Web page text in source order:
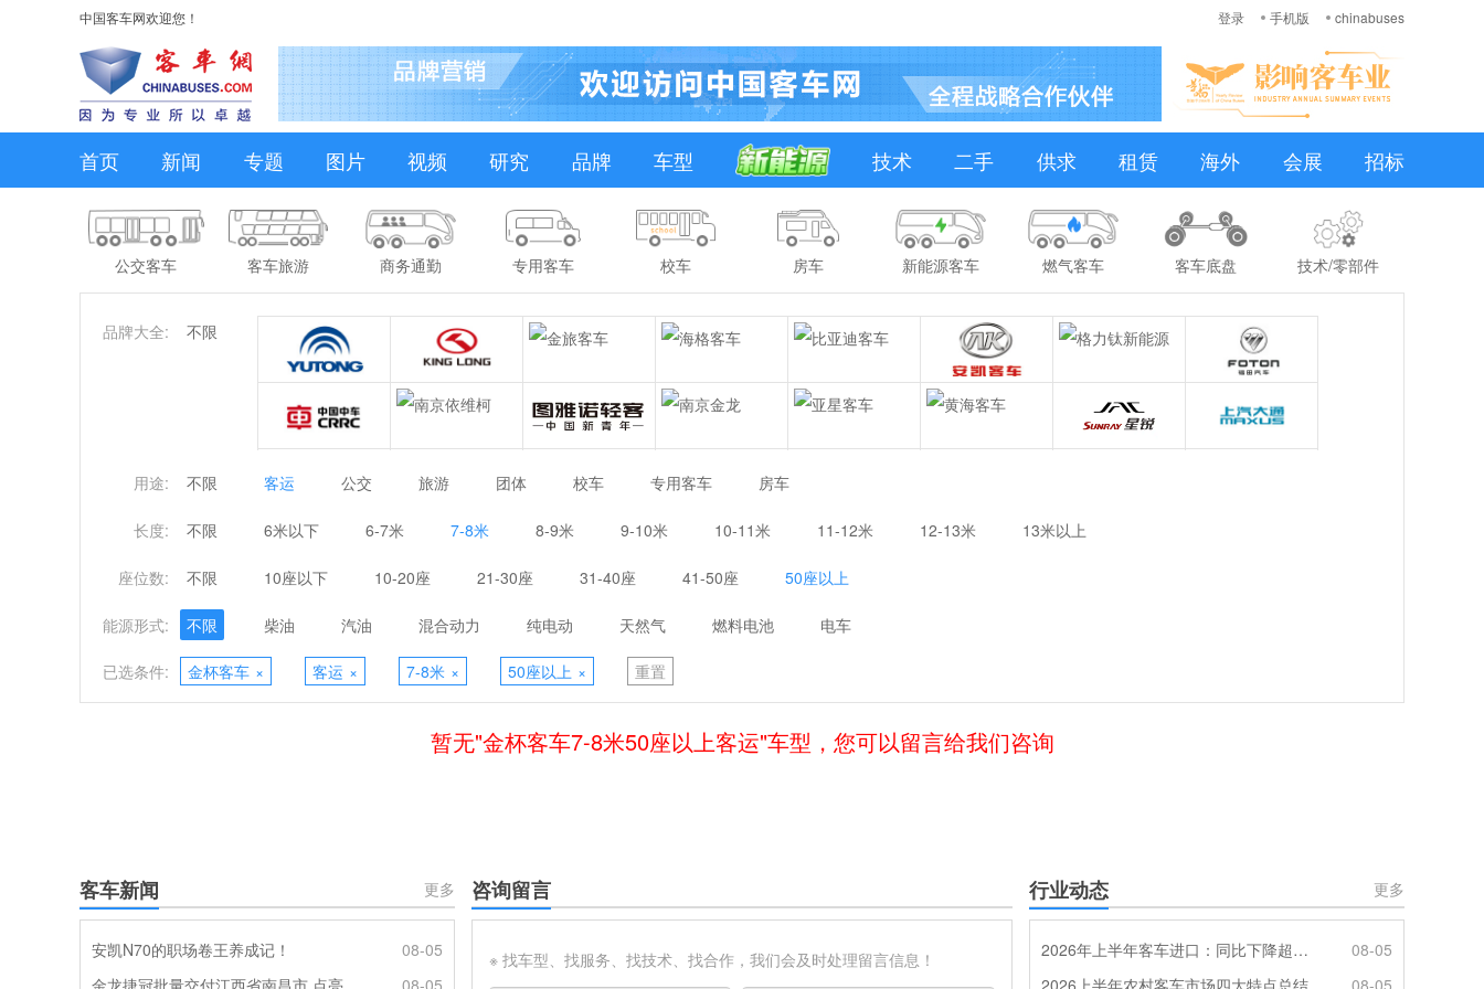
中国客车网欢迎您！ 登录 手机版 chinabuses
首页 新闻 专题 图片 视频 研究 品牌 车型 技术 二手 供求 租赁 海外 会展 招标
公交客车 客车旅游 商务通勤 专用客车 校车 房车 新能源客车 燃气客车 客车底盘 技术/零部件
品牌大全: 不限
用途: 不限 客运 公交 旅游 团体 校车 专用客车 房车
长度: 不限 6米以下 6-7米 7-8米 8-9米 9-10米 10-11米 11-12米 12-13米 13米以上
座位数: 不限 10座以下 10-20座 21-30座 31-40座 41-50座 50座以上
能源形式: 不限 柴油 汽油 混合动力 纯电动 天然气 燃料电池 电车
已选条件: 金杯客车 × 客运 × 7-8米 × 50座以上 × 重置
暂无"金杯客车7-8米50座以上客运"车型，您可以留言给我们咨询
客车新闻 更多
安凯N70的职场卷王养成记！
08-05
08-05
咨询留言
※ 找车型、找服务、找技术、找合作，我们会及时处理留言信息！
行业动态 更多
2026年上半年客车进口：同比下降超4成，轻客主体地位凸显
08-05
2026上半年农村客车市场四大特点总结
08-05